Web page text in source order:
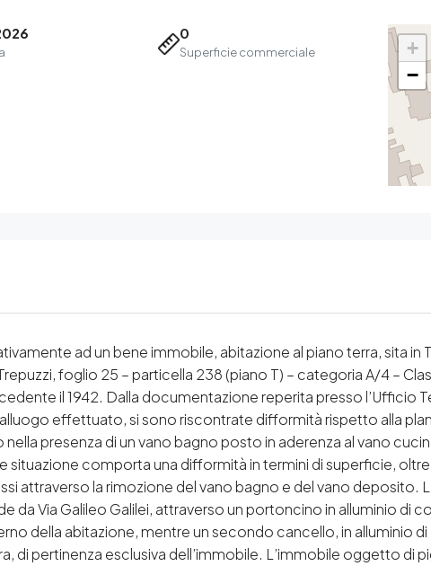
0
Superficie commerciale
+
−
ad un bene immobile, abitazione al piano terra, sita in
foglio 25 – particella 238 (piano T) – categoria A/4 –
il 1942. Dalla documentazione reperita presso l’Ufficio
effettuato, si sono riscontrate difformità rispetto alla
presenza di un vano bagno posto in aderenza al vano
situazione comporta una difformità in termini di superficie,
attraverso la rimozione del vano bagno e del vano deposito.
da Via Galileo Galilei, attraverso un portoncino in alluminio
della abitazione, mentre un secondo cancello, in alluminio
di pertinenza esclusiva dell’immobile. L’immobile oggetto di